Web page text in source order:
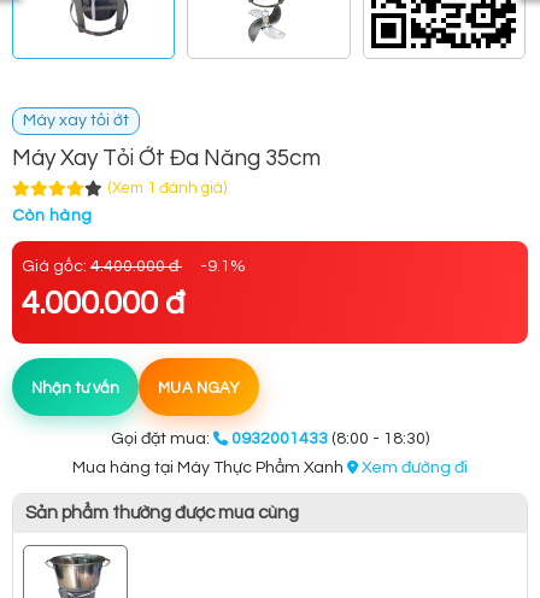
Máy xay tỏi ớt
Máy Xay Tỏi Ớt Đa Năng 35cm
(Xem 1 đánh giá)
Còn hàng
Giá gốc: 4.400.000 đ -9.1%
4.000.000 đ
Nhận tư vấn MUA NGAY
Gọi đặt mua: 0932001433 (8:00 - 18:30)
Mua hàng tại Máy Thực Phẩm Xanh
Xem đường đi
Sản phẩm thường được mua cùng